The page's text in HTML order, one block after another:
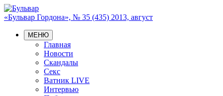
«Бульвар Гордона», № 35 (435) 2013, август
МЕНЮ
Главная
Новости
Скандалы
Секс
Ватник LIVE
Интервью